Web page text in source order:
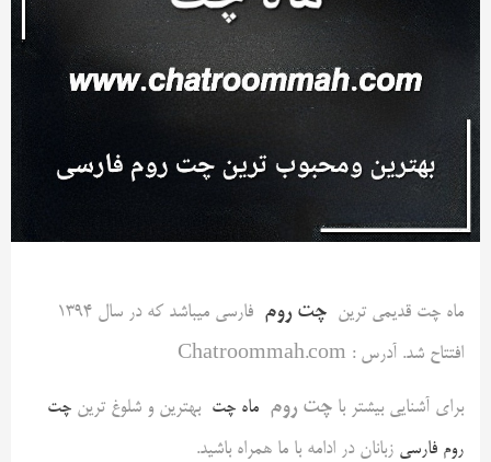
ماه چت قدیمی ترین چت روم
فارسی میباشد که در سال 1394
افتتاح شد. آدرس : Chatroommah.com
برای آشنایی بیشتر با چت روم ماه چت بهترین و شلوغ ترین چت
روم فارسی زبانان در ادامه با ما همراه باشید.